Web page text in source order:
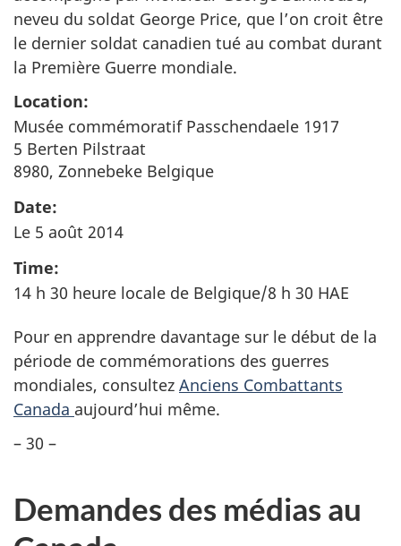
neveu du soldat George Price, que l’on croit être
le dernier soldat canadien tué au combat durant
la Première Guerre mondiale.
Location:
Musée commémoratif Passchendaele 1917
5 Berten Pilstraat
8980, Zonnebeke Belgique
Date:
Le 5 août 2014
Time:
14 h 30 heure locale de Belgique/8 h 30 HAE
Pour en apprendre davantage sur le début de la
période de commémorations des guerres
mondiales, consultez Anciens Combattants
Canada aujourd’hui même.
– 30 –
Demandes des médias au